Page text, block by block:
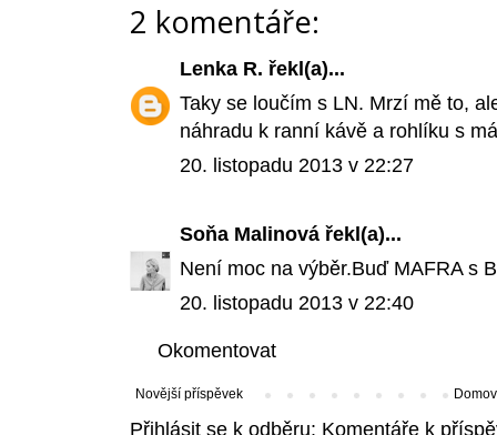
2 komentáře:
Lenka R. řekl(a)...
Taky se loučím s LN. Mrzí mě to,
náhradu k ranní kávě a rohlíku s
20. listopadu 2013 v 22:27
Soňa Malinová řekl(a)...
Není moc na výběr.Buď MAFRA s
20. listopadu 2013 v 22:40
Okomentovat
Novější příspěvek
Přihlásit se k odběru: Komentáře k